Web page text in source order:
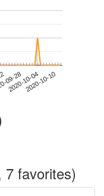
09-28
2020-10-042020-10-10
7 favorites)